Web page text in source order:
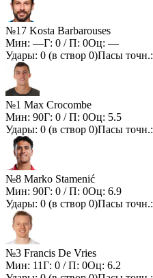
№17 Kosta Barbarouses
Мин: —Г: 0 / П: 0Оц: —
Удары: 0 (в створ 0)Пасы точн.:
№1 Max Crocombe
Мин: 90Г: 0 / П: 0Оц: 5.5
Удары: 0 (в створ 0)Пасы точн.:
№8 Marko Stamenić
Мин: 90Г: 0 / П: 0Оц: 6.9
Удары: 0 (в створ 0)Пасы точн.:
№3 Francis De Vries
Мин: 11Г: 0 / П: 0Оц: 6.2